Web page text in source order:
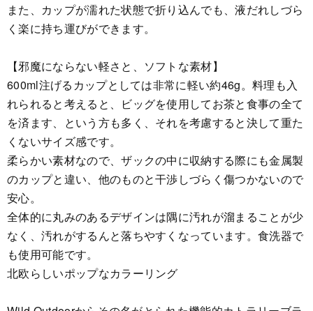
また、カップが濡れた状態で折り込んでも、液だれしづら
く楽に持ち運びができます。
【邪魔にならない軽さと、ソフトな素材】
600ml注げるカップとしては非常に軽い約46g。料理も入
れられると考えると、ビッグを使用してお茶と食事の全て
を済ます、という方も多く、それを考慮すると決して重た
くないサイズ感です。
柔らかい素材なので、ザックの中に収納する際にも金属製
のカップと違い、他のものと干渉しづらく傷つかないので
安心。
全体的に丸みのあるデザインは隅に汚れが溜まることが少
なく、汚れがするんと落ちやすくなっています。食洗器で
も使用可能です。
北欧らしいポップなカラーリング